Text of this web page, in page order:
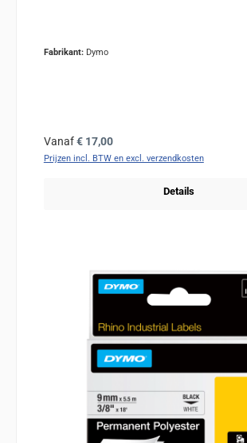
Fabrikant: Dymo
Normale prijs:
Vanaf€ 17,00
Prijzen incl. BTW en excl. verzendkosten
Details